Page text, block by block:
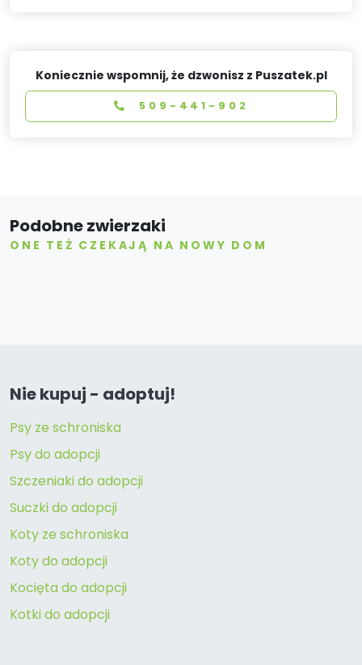
Koniecznie wspomnij, że dzwonisz z Puszatek.pl
509-441-902
Podobne zwierzaki
ONE TEŻ CZEKAJĄ NA NOWY DOM
Nie kupuj - adoptuj!
Psy ze schroniska
Psy do adopcji
Szczeniaki do adopcji
Suczki do adopcji
Koty ze schroniska
Koty do adopcji
Kocięta do adopcji
Kotki do adopcji